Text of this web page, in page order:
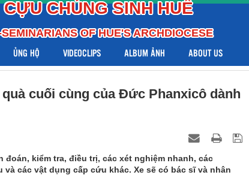
CỰU CHỦNG SINH HUẾ
OF HUE'S ARCHDIOCESE
ỦNG HỘ VIDEOCLIPS ALBUM ẢNH ABOUT US
cuối cùng của Đức Phanxicô dành
kiểm tra, điều trị, các xét nghiệm nhanh, các
các vật dụng cấp cứu khác. Xe sẽ có bác sĩ và nhân